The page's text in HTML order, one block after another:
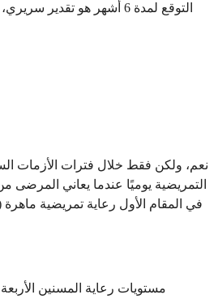
التوقع لمدة 6 أشهر هو
نعم، ولكن فقط خلال فترات الأزمات
التمريضية يوميًا عندما يعاني